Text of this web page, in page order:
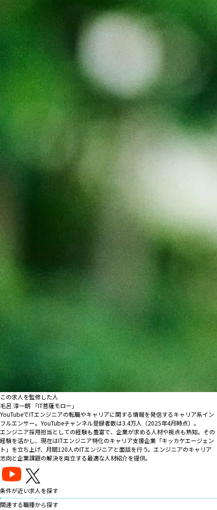
この求人を監修した人
毛呂 淳一朗 「IT菩薩モロー」
YouTubeでITエンジニアの転職やキャリアに関する情報を発信するキャリア系イン
フルエンサー。YouTubeチャンネル登録者数は3.4万人（2025年4月時点）。
エンジニア採用担当としての経験も豊富で、企業が求める人材や視点も熟知。その
経験を活かし、現在はITエンジニア特化のキャリア支援企業「キッカケエージェン
ト」を立ち上げ、月間120人のITエンジニアと面談を行う。エンジニアのキャリア
志向と企業課題の解決を両立する最適な人材紹介を提供。
条件が近い求人を探す
関連する職種から探す